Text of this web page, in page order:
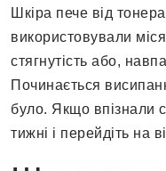
Шкіра пече від
використовували
стягнутість або,
Починається
було. Якщо впізнали
тижні і перейдіть на